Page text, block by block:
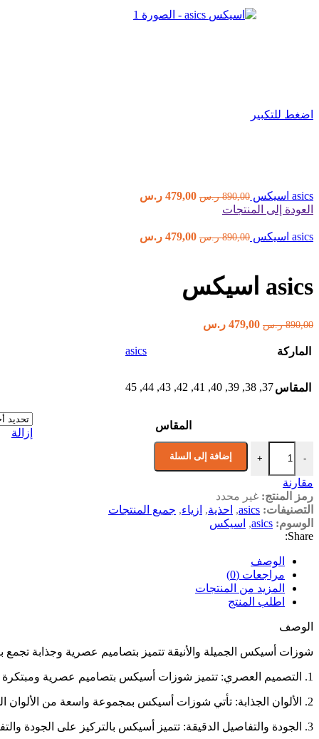
اضغط للتكبير
asics اسيكس 890,00 ر.س السعر
890,00 ر.س.
479,00 ر.س
العودة إلى المنتجات
asics اسيكس 890,00 ر.س السعر
479,00 ر.س
asics اسيكس
890,00 ر.س السعر
479,00 ر.س
الماركة asics
المقاس37
,
38
,
39
,
40
,
41
,
42
,
43
,
44
,
45
المقاس
إزالة
-
+ إضافة إلى السلة
مقارنة
رمز المنتج: غير محدد
التصنيفات: asics
, احذية, ازياء, جميع المنتجات
الوسوم: asics
, اسيكس
Share:
الوصف
مراجعات (0)
المزيد من المنتجات
اطلب المنتج
الوصف
شوزات أسيكس الجميلة والأنيقة تتميز بتصاميم عصرية وجذابة تجمع
1. التصميم العصري: تتميز شوزات أسيكس بتصاميم عصرية ومبتكرة تناسب أحدث صيحات الموضة. قد تتضمن تفاصيل أنيقة مثل الخطوط المميزة والنقوش الجميلة.
2. الألوان الجذابة: تأتي شوزات أسيكس بمجموعة واسعة من الألوان الجذابة التي تتناسب مع الأذواق المختلفة. قد تكون هناك ألوان زاهية ومبهجة أو ألوان هادئة وأنيقة.
3. الجودة والتفاصيل الدقيقة: تتميز أسيكس بالتركيز على الجودة والتفاصيل الدقيقة في تصميماتها. قد تشمل التفاصيل الجميلة مثل الخياطة الدقيقة والشعارات الأنيقة.